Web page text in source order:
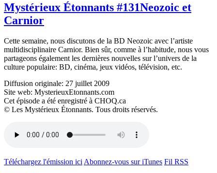
Mystérieux Étonnants #131Neozoic et
Carnior
Cette semaine, nous discutons de la BD Neozoic avec l’artiste
multidisciplinaire Carnior. Bien sûr, comme à l’habitude, nous vous
partageons également les dernières nouvelles sur l’univers de la
culture populaire: BD, cinéma, jeux vidéos, télévision, etc.
Diffusion originale: 27 juillet 2009
Site web: MysterieuxEtonnants.com
Cet épisode a été enregistré à CHOQ.ca
© Les Mystérieux Étonnants. Tous droits réservés.
Téléchargez l'émission ici Abonnez-vous sur iTunes Fil RSS